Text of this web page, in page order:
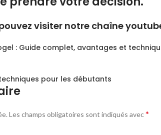
visiter notre chaîne
: Guide complet, avantages et
pour les débutants
Les champs obligatoires sont indiqués avec*